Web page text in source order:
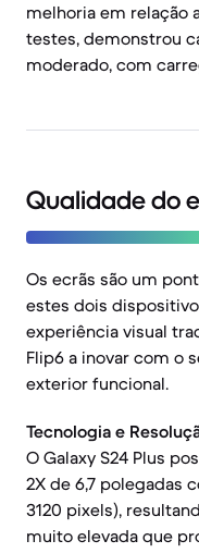
melhoria em relação
testes, demonstrou
moderado, com
Qualidade do
Os ecrãs são um
estes dois
experiência visual
Flip6 a inovar com o
exterior funcional.
Tecnologia e
O Galaxy S24 Plus
2X de 6,7 polegadas
3120 pixels),
muito elevada que